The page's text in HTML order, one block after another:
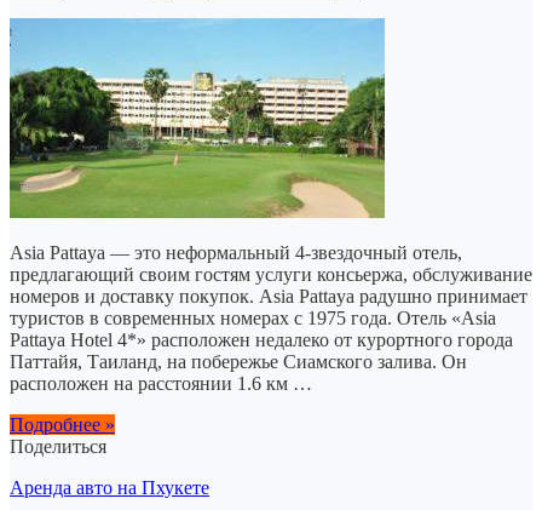
Asia Pattaya — это неформальный 4-звездочный отель,
предлагающий своим гостям услуги консьержа, обслуживание
номеров и доставку покупок. Asia Pattaya радушно принимает
туристов в современных номерах с 1975 года. Отель «Asia
Pattaya Hotel 4*» расположен недалеко от курортного города
Паттайя, Таиланд, на побережье Сиамского залива. Он
расположен на расстоянии 1.6 км …
Подробнее »
Поделиться
Аренда авто на Пхукете